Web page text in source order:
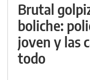
Brutal
boliche:
joven y las
todo